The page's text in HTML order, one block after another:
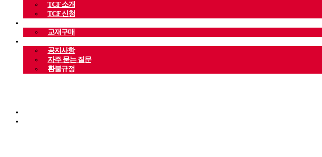
TCF 소개
TCF 신청
교재구매
공지사항
자주 묻는 질문
환불규정